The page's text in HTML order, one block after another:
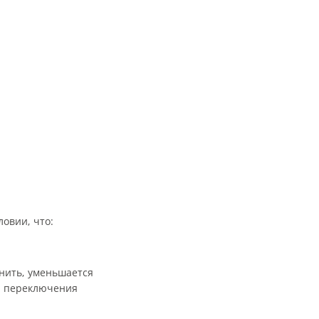
что:
уменьшается
переключения